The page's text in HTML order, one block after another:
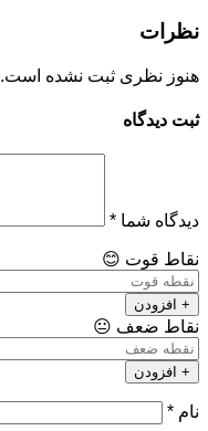
نظرات
هنوز نظری ثبت نشده است.
ثبت دیدگاه
دیدگاه شما *
نقاط قوت 😊
+ افزودن
نقاط ضعف 😐
+ افزودن
نام *